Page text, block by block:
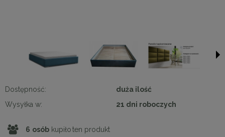
Dostępność:
duża ilość
Wysyłka w:
21 dni roboczych
6 osób kupiłoten produkt